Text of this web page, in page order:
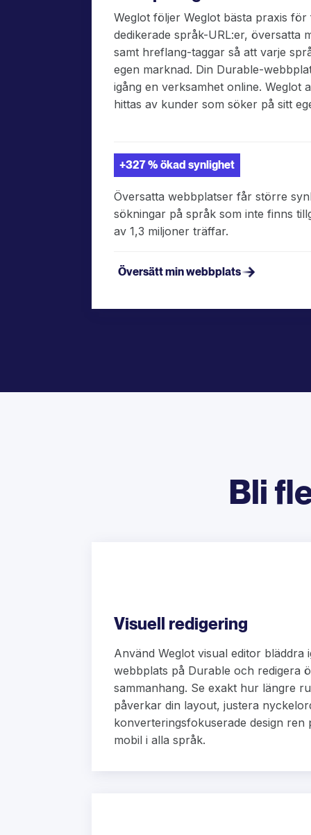
Weglot följer Weglot bästa praxis för
dedikerade språk-URL:er, översatta
samt hreflang-taggar så att varje
egen marknad. Din Durable-
igång en verksamhet online. Weglot
hittas av kunder som söker på sitt
+327 % ökad synlighet
Översatta webbplatser får större
sökningar på språk som inte finns
av 1,3 miljoner träffar.
Översätt min webbplats
Bli
Visuell redigering
Använd Weglot visual editor bläddra
webbplats på Durable och redigera
sammanhang. Se exakt hur längre
påverkar din layout, justera
konverteringsfokuserade design ren
mobil i alla språk.